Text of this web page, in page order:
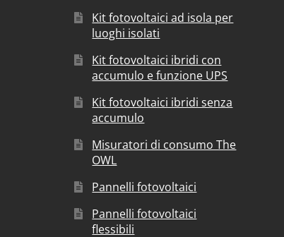
Kit fotovoltaici ad isola per
luoghi isolati
Kit fotovoltaici ibridi con
accumulo e funzione UPS
Kit fotovoltaici ibridi senza
accumulo
Misuratori di consumo The
OWL
Pannelli fotovoltaici
Pannelli fotovoltaici
flessibili